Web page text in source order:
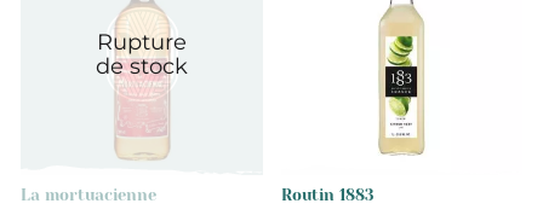
Rupture
de stock
La mortuacienne Routin 1883